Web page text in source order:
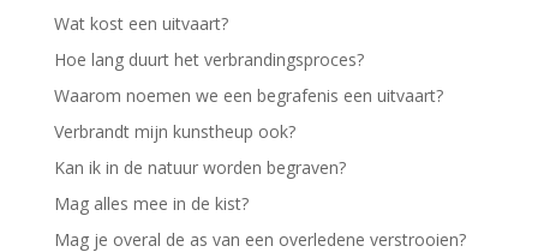
Wat kost een uitvaart?
Hoe lang duurt het verbrandingsproces?
Waarom noemen we een begrafenis een uitvaart?
Verbrandt mijn kunstheup ook?
Kan ik in de natuur worden begraven?
Mag alles mee in de kist?
Mag je overal de as van een overledene verstrooien?